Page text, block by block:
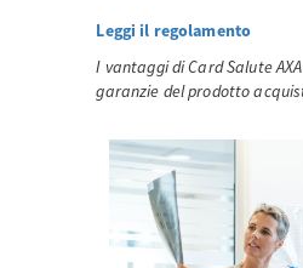
Leggi il regolamento
I vantaggi di Card Salute
garanzie del prodotto